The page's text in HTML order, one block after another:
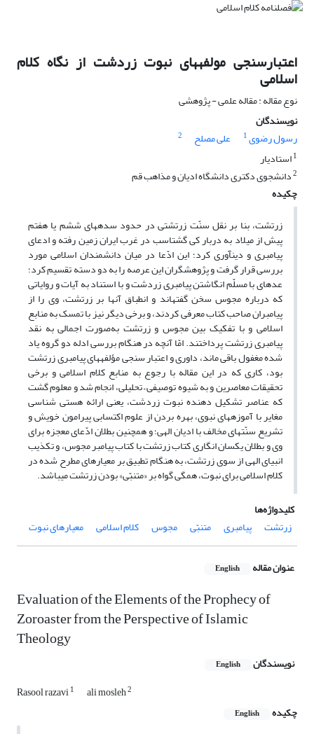
اعتبارسنجی مولفه‏های نبوت زردشت از نگاه کلام
اسلامی
نوع مقاله : مقاله علمی - پژوهشی
نویسندگان
رسول رضوی1 علی مصلح
2
1استادیار
2دانشجوی دکتری دانشگاه ادیان و مذاهب قم
چکیده
‏زرتشت، بنا بر نقل سنّت زرتشتی در حدود سده‏های ششم یا هفتم
پیش از میلاد به دربار کی گشتاسب در غرب ایران زمین رفته و ادعای
پیامبری و دین‎آوری کرد؛ این ادّعا در میان دانشمندان اسلامی مورد
بررسی قرار گرفت و پژوهشگران این عرصه را به دو دسته تقسیم کرد؛
عده‎ای با مسلّم انگاشتن پیامبری زردشت و با استناد به آیات و روایاتی
که درباره مجوس سخن گفته‎اند و انطباق آنها بر زرتشت، وی را از
پیامبران صاحب کتاب معرفی کردند، و برخی دیگر نیز با تمسک به منابع
اسلامی و ‌با تفکیک بین مجوس و زرتشت به‌صورت اجمالی به ‌نقد
پیامبری زرتشت پرداختند. امّا آنچه در هنگام بررسی ادله دو گروه یاد
شده مغفول باقی ماند، داوری و اعتبار سنجی مؤلفه‏های پیامبری زرتشت
بود، کاری که در این مقاله با رجوع به منابع کلام اسلامی و برخی
تحقیقات معاصرین و به شیوه توصیفی – تحلیلی، انجام شد و معلوم گشت
که عناصر تشکیل دهنده نبوت زردشت، یعنی ارائه هستی شناسی
مغایر با آموزه‏های نبوی، بهره بردن از علوم اکتسابی پیرامون خویش و
تشریع سنّت‏های مخالف با ادیان الهی؛ و همچنین بطلان ادّعای معجزه برای
وی و بطلان یکسان انگاری کتاب زرتشت با کتاب پیامبر مجوس، و تکذیب
انبیای الهی از سوی زرتشت، به هنگام تطبیق بر معیارهای مطرح شده در
کلام اسلامی برای نبوت، همگی گواه بر «متنبّی» بودن زرتشت می‎باشد.
کلیدواژه‌ها
زرتشت
پیامبری متنبّی مجوس کلام اسلامی معیارهای نبوت
عنوان مقاله English
Evaluation of the Elements of the Prophecy of
Zoroaster from the Perspective of Islamic
Theology
نویسندگان English
Rasool razavi1 ali mosleh2
چکیده English